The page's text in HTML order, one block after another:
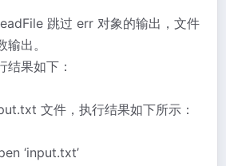
跳过 err 对象的输出，文件
出。
结果如下：
文件，执行结果如下所示：
‘input.txt’